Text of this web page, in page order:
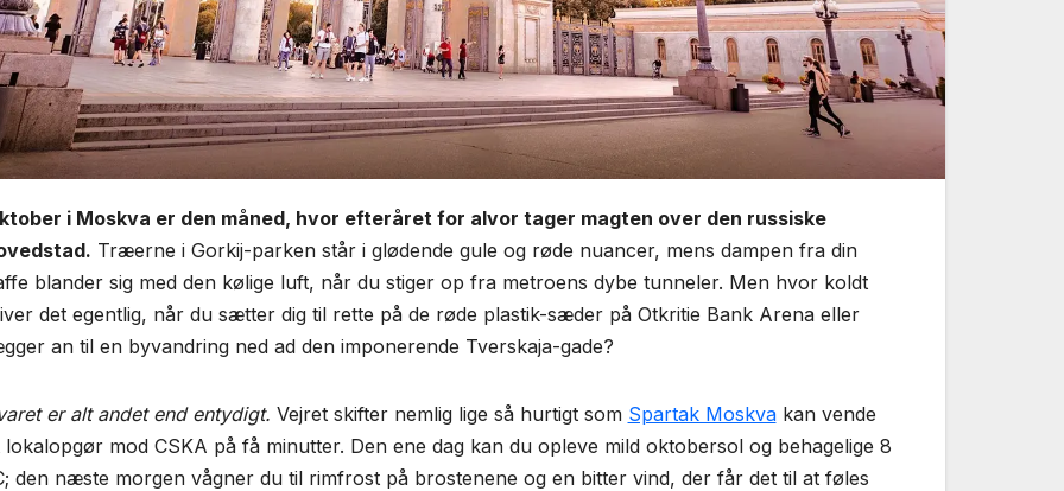
i Moskva er den måned, hvor efteråret for alvor tager magten over den russiske
Træerne i Gorkij-parken står i glødende gule og røde nuancer, mens dampen fra din
blander sig med den kølige luft, når du stiger op fra metroens dybe tunneler. Men hvor koldt
det egentlig, når du sætter dig til rette på de røde plastik­-sæder på Otkritie Bank Arena eller
an til en byvandring ned ad den imponerende Tverskaja-gade?
er alt andet end entydigt. Vejret skifter nemlig lige så hurtigt som Spartak Moskvakan vende
lokalopgør mod CSKA på få minutter. Den ene dag kan du opleve mild oktobersol og behagelige 8
den næste morgen vågner du til rimfrost på brostenene og en bitter vind, der får det til at føles